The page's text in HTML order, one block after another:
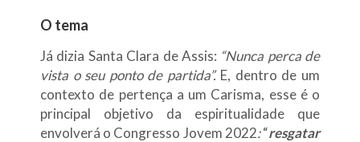
O tema
Já dizia Santa Clara de Assis: “Nunca perca de
vista o seu ponto de partida”.E, dentro de um
contexto de pertença a um Carisma, esse é o
principal objetivo da espiritualidade que
envolverá o Congresso Jovem 2022:“resgatar